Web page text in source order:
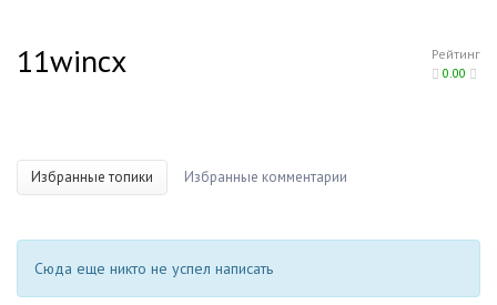
Рейтинг
0.00
11wincx
Избранные топики Избранные комментарии
Сюда еще никто не успел написать